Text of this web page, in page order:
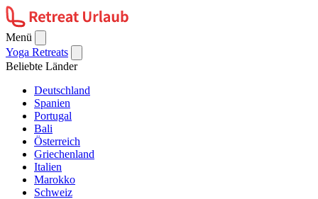
Menü
Yoga Retreats
Beliebte Länder
Deutschland
Spanien
Portugal
Bali
Österreich
Griechenland
Italien
Marokko
Schweiz